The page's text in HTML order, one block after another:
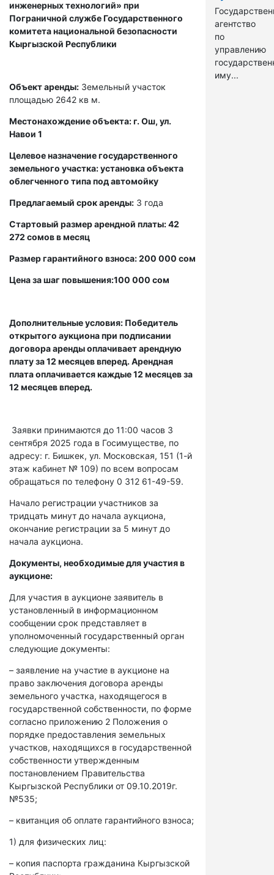
инженерных технологий» при
Пограничной службе Государственного
комитета национальной безопасности
Кыргызской Республики
Объект аренды: Земельный участок
площадью 2642 кв м.
Местонахождение объекта: г. Ош, ул.
Навои 1
Целевое назначение государственного
земельного участка: установка объекта
облегченного типа под автомойку
Предлагаемый срок аренды: 3 года
Стартовый размер арендной платы: 42
272 сомов в месяц
Размер гарантийного взноса: 200 000 сом
Цена за шаг повышения:100 000 сом
Дополнительные условия: Победитель
открытого аукциона при подписании
договора аренды оплачивает арендную
плату за 12 месяцев вперед. Арендная
плата оплачивается каждые 12 месяцев за
12 месяцев вперед.
Заявки принимаются до 11:00 часов 3
сентября 2025 года в Госимуществе, по
адресу: г. Бишкек, ул. Московская, 151 (1-й
этаж кабинет № 109) по всем вопросам
обращаться по телефону 0 312 61-49-59.
Начало регистрации участников за
тридцать минут до начала аукциона,
окончание регистрации за 5 минут до
начала аукциона.
Документы, необходимые для участия в
аукционе:
Для участия в аукционе заявитель в
установленный в информационном
сообщении срок представляет в
уполномоченный государственный орган
следующие документы:
– заявление на участие в аукционе на
право заключения договора аренды
земельного участка, находящегося в
государственной собственности, по форме
согласно приложению 2 Положения о
порядке предоставления земельных
участков, находящихся в государственной
собственности утвержденным
постановлением Правительства
Кыргызской Республики от 09.10.2019г.
№535;
– квитанция об оплате гарантийного взноса;
1) для физических лиц:
– копия паспорта гражданина Кыргызской
агентство
по
управлению
иму...